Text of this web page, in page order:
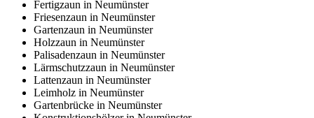
Fertigzaun in Neumünster
Friesenzaun in Neumünster
Gartenzaun in Neumünster
Holzzaun in Neumünster
Palisadenzaun in Neumünster
Lärmschutzzaun in Neumünster
Lattenzaun in Neumünster
Leimholz in Neumünster
Gartenbrücke in Neumünster